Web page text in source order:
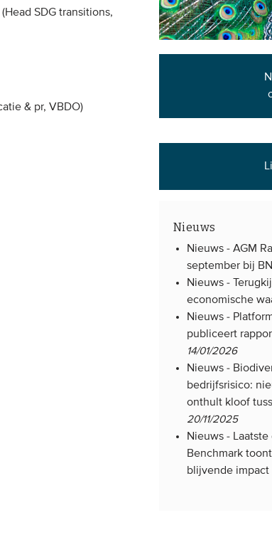
SDG transitions,
& pr, VBDO)
Nieuws
Nieuws -AGM
september bij
Nieuws -
economische
Nieuws -
publiceert
14/01/2026
Nieuws -
bedrijfsrisico:
onthult kloof
20/11/2025
Nieuws -
Benchmark
blijvende impact